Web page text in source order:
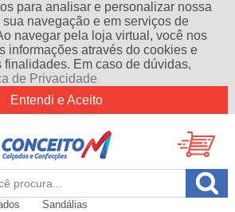
para analisar e personalizar nossa
sua navegação e em serviços de
navegar pela loja virtual, você nos
informações através do cookies e
finalidades. Em caso de dúvidas,
de Privacidade
Entendi e Aceito
Sandálias